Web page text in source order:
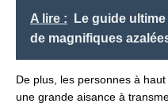
A lire :
Le guide
de magnifiques
De plus, les personnes à
une grande aisance à